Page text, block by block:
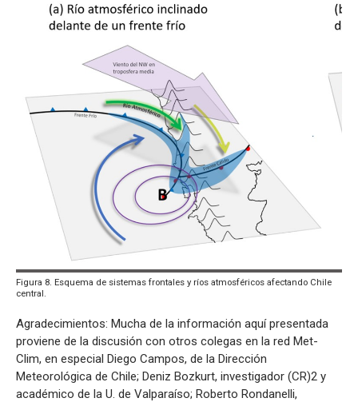
Figura 8. Esquema de sistemas frontales y ríos atmosféricos afectando Chile
central.
Agradecimientos: Mucha de la información aquí presentada
proviene de la discusión con otros colegas en la red Met-
Clim, en especial Diego Campos, de la Dirección
Meteorológica de Chile; Deniz Bozkurt, investigador (CR)2 y
académico de la U. de Valparaíso; Roberto Rondanelli,